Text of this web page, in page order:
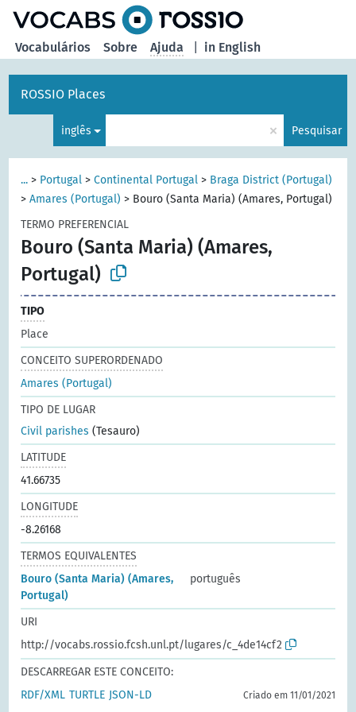
in English
Vocabulários Sobre Ajuda
ROSSIO Places
inglês × Pesquisar
... > Portugal >Continental Portugal > Braga District (Portugal)
>Amares (Portugal) > Bouro (Santa Maria) (Amares, Portugal)
TERMO PREFERENCIAL
Bouro (Santa Maria) (Amares,
Portugal)
TIPO
Place
CONCEITO SUPERORDENADO
Amares (Portugal)
TIPO DE LUGAR
Civil parishes (Tesauro)
LATITUDE
41.66735
LONGITUDE
-8.26168
TERMOS EQUIVALENTES
Bouro (Santa Maria) (Amares,
Portugal)
português
URI
http://vocabs.rossio.fcsh.unl.pt/lugares/c_4de14cf2
DESCARREGAR ESTE CONCEITO:
RDF/XML TURTLE JSON-LD Criado em 11/01/2021